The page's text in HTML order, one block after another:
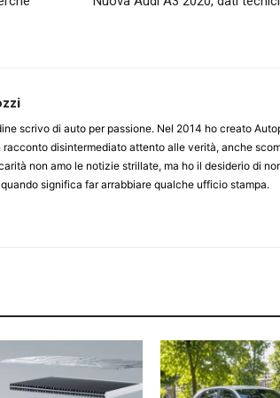
scrivo di auto per passione. Nel 2014 ho creato
racconto disintermediato attento alle verità, anche
non amo le notizie strillate, ma ho il desiderio di
significa far arrabbiare qualche ufficio stampa.